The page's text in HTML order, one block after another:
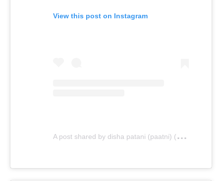
View this post on Instagram
A
post shared by disha patani (paatni) (@dishapatani)